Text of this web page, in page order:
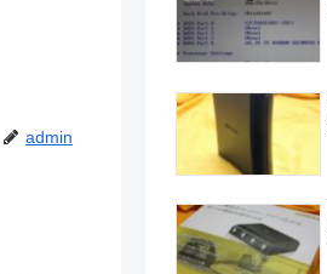
admin